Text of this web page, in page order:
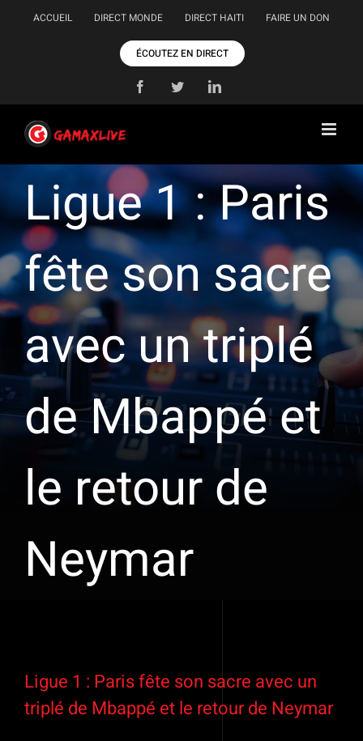
PasserACCUEIL DIRECT MONDE DIRECT HAITI FAIRE UN DON
ÉCOUTEZ EN DIRECT
FacebookTwitterLinkedIn
Ligue 1 : Paris
fête son sacre
avec un triplé
de Mbappé et
le retour de
Neymar
l'image
agrandie
Ligue 1 : Paris fête son sacre avec un
triplé de Mbappé et le retour de Neymar